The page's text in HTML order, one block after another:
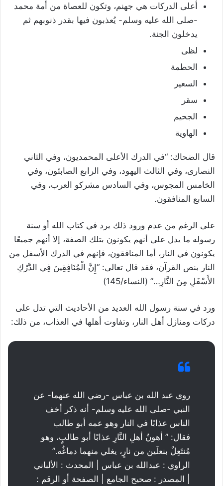
أعلى الدركات هي جهنم، وتكون للعصاة من أمة محمد
-صلى الله عليه وسلم- يُعذبون فيها بقدر ذنوبهم ثم
يدخلون الجنة.
لظى
الحطمة
السعير
سقر
الجحيم
الهاوية
قال الضحاك: “في الدرك الأعلى المحمديون، وفي الثاني
النصارى، وفي الثالث اليهود، وفي الرابع الصابئون، وفي
الخامس المجوس، وفي السادس مشركو العرب، وفي
السابع المنافقون.
على الرغم من عدم ورود ذلك يرد في كتاب الله أو سنة
رسوله ما يدل على أنهم يكونون بتلك الصفة، إلا أنهم جميعًا
يكونون في النار، أما المنافقون، فإنهم في الدرك الأسفل من
النار بنص القرآن، فقد قال تعالى: “إِنَّ الْمُنَافِقِينَ فِي الدَّرْكِ
الأَسْفَلِ مِنَ النَّارِ…” (النساء/145)
ورد في سنة رسول الله العديد من الأحاديث التي تدل على
دركات ومنازل أهل النار، وتفاوت أهلها في العذاب، من ذلك:
روى عبد الله بن عباس -رضي الله عنهما- عن
النبي -صلى الله عليه وسلم- أنه ذكر أخف
الناس عذابًا في النار وهو عمه أبو طالب
فقال: ” أهونُ أهلِ النَّارِ عذابًا أبو طالبٍ، وهو
مُنتَعِلٌ بنعلَين من نارٍ، يغلي منهما دماغُه.”
الراوي : عبدالله بن عباس | المحدث : الألباني
| المصدر : صحيح الجامع | الصفحة أو الرقم :